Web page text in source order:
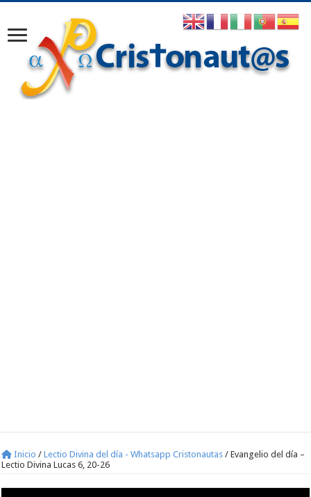
Inicio / Lectio Divina del día - Whatsapp Cristonautas / Evangelio del día –
Lectio Divina Lucas 6, 20-26